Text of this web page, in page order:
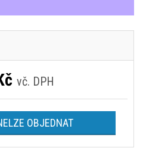
vč. DPH
OBJEDNAT